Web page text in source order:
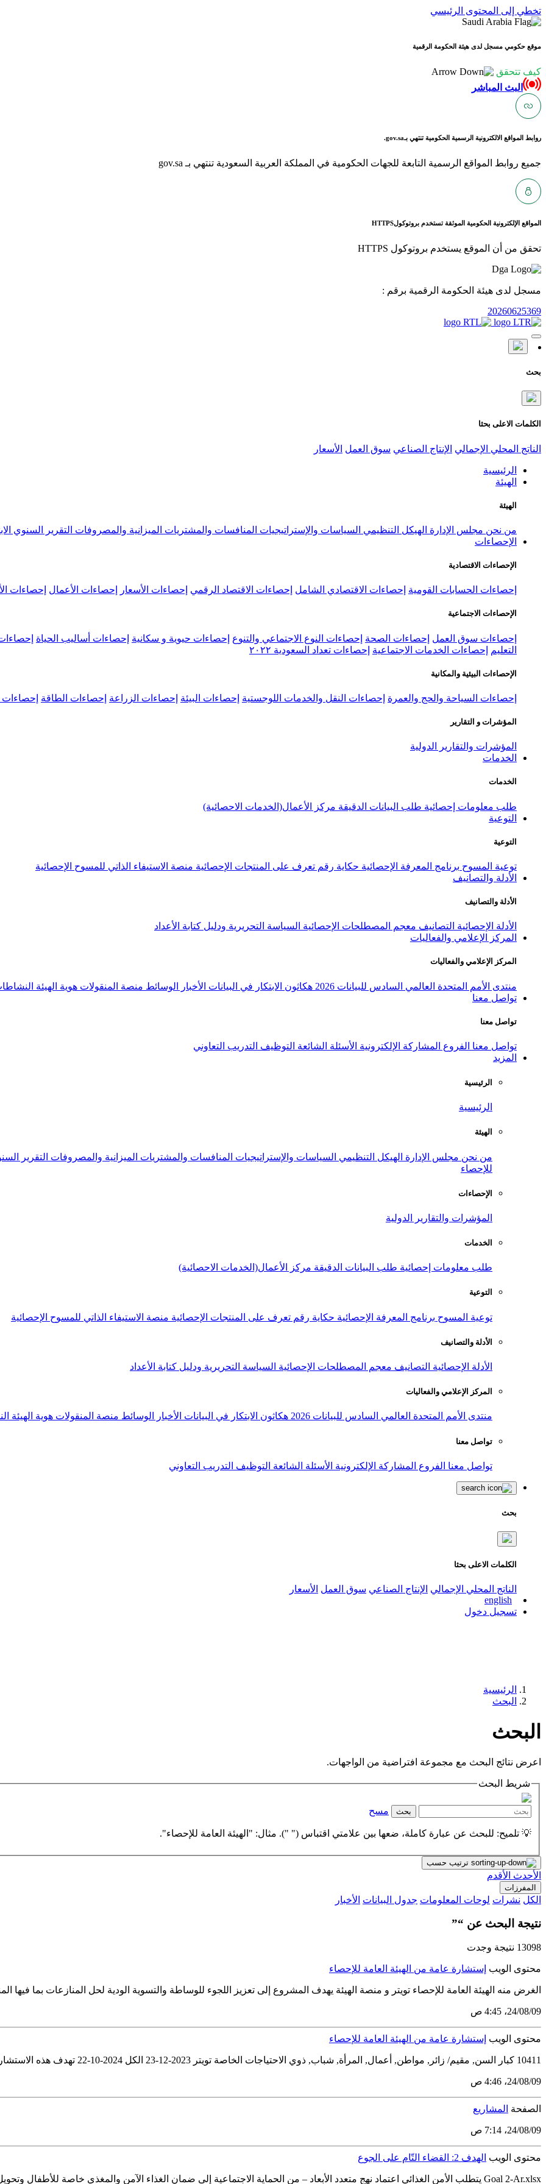
تخطي إلى المحتوى الرئيسي
موقع حكومي مسجل لدى هيئة الحكومة الرقمية
كيف تتحقق
البث المباشر
روابط المواقع الالكترونية الرسمية الحكومية تنتهي بـgov.sa.
جميع روابط المواقع الرسمية التابعة للجهات الحكومية في المملكة العربية السعودية تنتهي بـ gov.sa
المواقع الإلكترونية الحكومية الموثقة تستخدم بروتوكولHTTPS
تحقق من أن الموقع يستخدم بروتوكول HTTPS
مسجل لدى هيئة الحكومة الرقمية برقم :
20260625369
بحث
الكلمات الاعلى بحثا
الناتج المحلي الإجمالي الإنتاج الصناعي سوق العمل الأسعار
الرئيسية
الهيئة
الهيئة
من نحن مجلس الإدارة الهيكل التنظيمي السياسات والإستراتيجيات المنافسات والمشتريات الميزانية والمصروفات التقرير السنوي
الإحصاءات
الإحصاءات الاقتصادية
إحصاءات الحسابات القومية إحصاءات الاقتصادي الشامل إحصاءات الاقتصاد الرقمي إحصاءات الأسعار إحصاءات الأعمال إحصاءات
الإحصاءات الاجتماعية
إحصاءات سوق العمل إحصاءات الصحة إحصاءات النوع الاجتماعي والتنوع إحصاءات حيوية و سكانية إحصاءات أساليب الحياة
التعليم
إحصاءات الخدمات الاجتماعية إحصاءات تعداد السعودية ٢٠٢٢
الإحصاءات البيئية والمكانية
إحصاءات السياحة والحج والعمرة إحصاءات النقل والخدمات اللوجستية إحصاءات البيئة إحصاءات الزراعة إحصاءات الطاقة إحصاءات
المؤشرات و التقارير
المؤشرات والتقارير الدولية
الخدمات
الخدمات
طلب معلومات إحصائية طلب البيانات الدقيقة مركز الأعمال(الخدمات الاحصائية)
التوعية
التوعية
توعية المسوح برنامج المعرفة الإحصائية حكاية رقم تعرف على المنتجات الإحصائية منصة الاستيفاء الذاتي للمسوح الإحصائية
الأدلة والتصانيف
الأدلة والتصانيف
الأدلة الإحصائية التصانيف معجم المصطلحات الإحصائية السياسة التحريرية ودليل كتابة الأعداد
المركز الإعلامي والفعاليات
المركز الإعلامي والفعاليات
منتدى الأمم المتحدة العالمي السادس للبيانات 2026 هكاثون الابتكار في البيانات الأخبار الوسائط منصة المنقولات هوية الهيئة
تواصل معنا
تواصل معنا
تواصل معنا الفروع المشاركة الإلكترونية الأسئلة الشائعة التوظيف التدريب التعاوني
المزيد
الرئيسية
الرئيسية
الهيئة
من نحن مجلس الإدارة الهيكل التنظيمي السياسات والإستراتيجيات المنافسات والمشتريات الميزانية والمصروفات التقرير
للإحصاء
الإحصاءات
المؤشرات والتقارير الدولية
الخدمات
طلب معلومات إحصائية طلب البيانات الدقيقة مركز الأعمال(الخدمات الاحصائية)
التوعية
توعية المسوح برنامج المعرفة الإحصائية حكاية رقم تعرف على المنتجات الإحصائية منصة الاستيفاء الذاتي للمسوح الإحصائية
الأدلة والتصانيف
الأدلة الإحصائية التصانيف معجم المصطلحات الإحصائية السياسة التحريرية ودليل كتابة الأعداد
المركز الإعلامي والفعاليات
منتدى الأمم المتحدة العالمي السادس للبيانات 2026 هكاثون الابتكار في البيانات الأخبار الوسائط منصة المنقولات هوية الهيئة
تواصل معنا
تواصل معنا الفروع المشاركة الإلكترونية الأسئلة الشائعة التوظيف التدريب التعاوني
بحث
الكلمات الاعلى بحثا
الناتج المحلي الإجمالي الإنتاج الصناعي سوق العمل الأسعار
english
تسجيل دخول
الرئيسية
البحث
البحث
اعرض نتائج البحث مع مجموعة افتراضية من الواجهات.
شريط البحث
بحث مسح
💡 تلميح: للبحث عن عبارة كاملة، ضعها بين علامتي اقتباس (" "). مثال: "الهيئة العامة للإحصاء".
ترتيب حسب
الأحدث الأقدم
المفرزات
الكل نشرات لوحات المعلومات جدول البيانات الأخبار
نتيجة البحث عن “”
13098 نتيجة وجدت
محتوى الويب إستشارة عامة من الهيئة العامة للإحصاء
الغرض منه الهيئة العامة للإحصاء تويتر و منصة الهيئة يهدف المشروع إلى تعزيز اللجوء للوساطة والتسوية الودية لحل المنازعات بما فيها
09‏/08‏/24، 4:45 ص
محتوى الويب إستشارة عامة من الهيئة العامة للإحصاء
10411 كبار السن, مقيم/ زائر, مواطن, أعمال, المرأة, شباب, ذوي الاحتياجات الخاصة تويتر 2023-12-23 الكل 2024-10-22 تهدف هذه الاستشارة إلى تلبية احتياجات المستفيدين. استشارة عامة منتهية تهتم الهيئة...
09‏/08‏/24، 4:46 ص
الصفحة المشاريع
09‏/08‏/24، 7:14 ص
محتوى الويب الهدف 2: القضاء التّام على الجوع